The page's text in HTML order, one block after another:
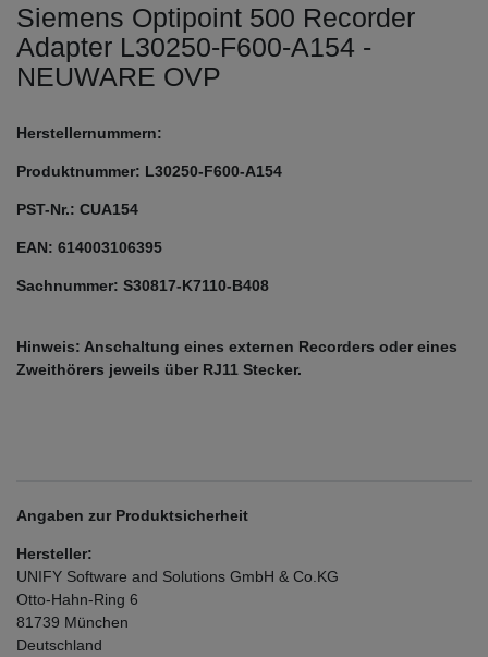
Siemens Optipoint 500 Recorder
Adapter L30250-F600-A154 -
NEUWARE OVP
Herstellernummern:
Produktnummer: L30250-F600-A154
PST-Nr.: CUA154
EAN: 614003106395
Sachnummer: S30817-K7110-B408
Hinweis: Anschaltung eines externen Recorders oder eines
Zweithörers jeweils über RJ11 Stecker.
Angaben zur Produktsicherheit
Hersteller:
UNIFY Software and Solutions GmbH & Co.KG
Otto-Hahn-Ring 6
81739 München
Deutschland